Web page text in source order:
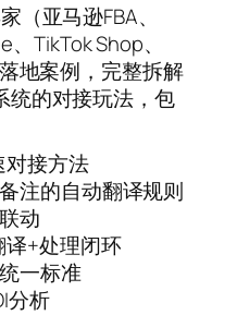
（亚马逊FBA、
TikTok Shop、
地案例，完整拆解
统的对接玩法，包
接方法
注的自动翻译规则
动
+处理闭环
一标准
分析